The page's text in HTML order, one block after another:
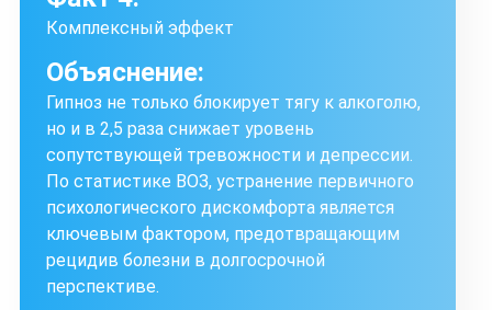
Комплексный эффект
Объяснение:
Гипноз не только блокирует тягу к алкоголю,
но и в 2,5 раза снижает уровень
сопутствующей тревожности и депрессии.
По статистике ВОЗ, устранение первичного
психологического дискомфорта является
ключевым фактором, предотвращающим
рецидив болезни в долгосрочной
перспективе.